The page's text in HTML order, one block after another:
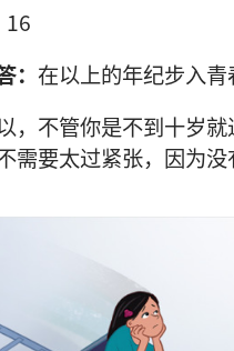
16
： 在以上的年纪步入青
，不管你是不到十岁
需要太过紧张，因为没